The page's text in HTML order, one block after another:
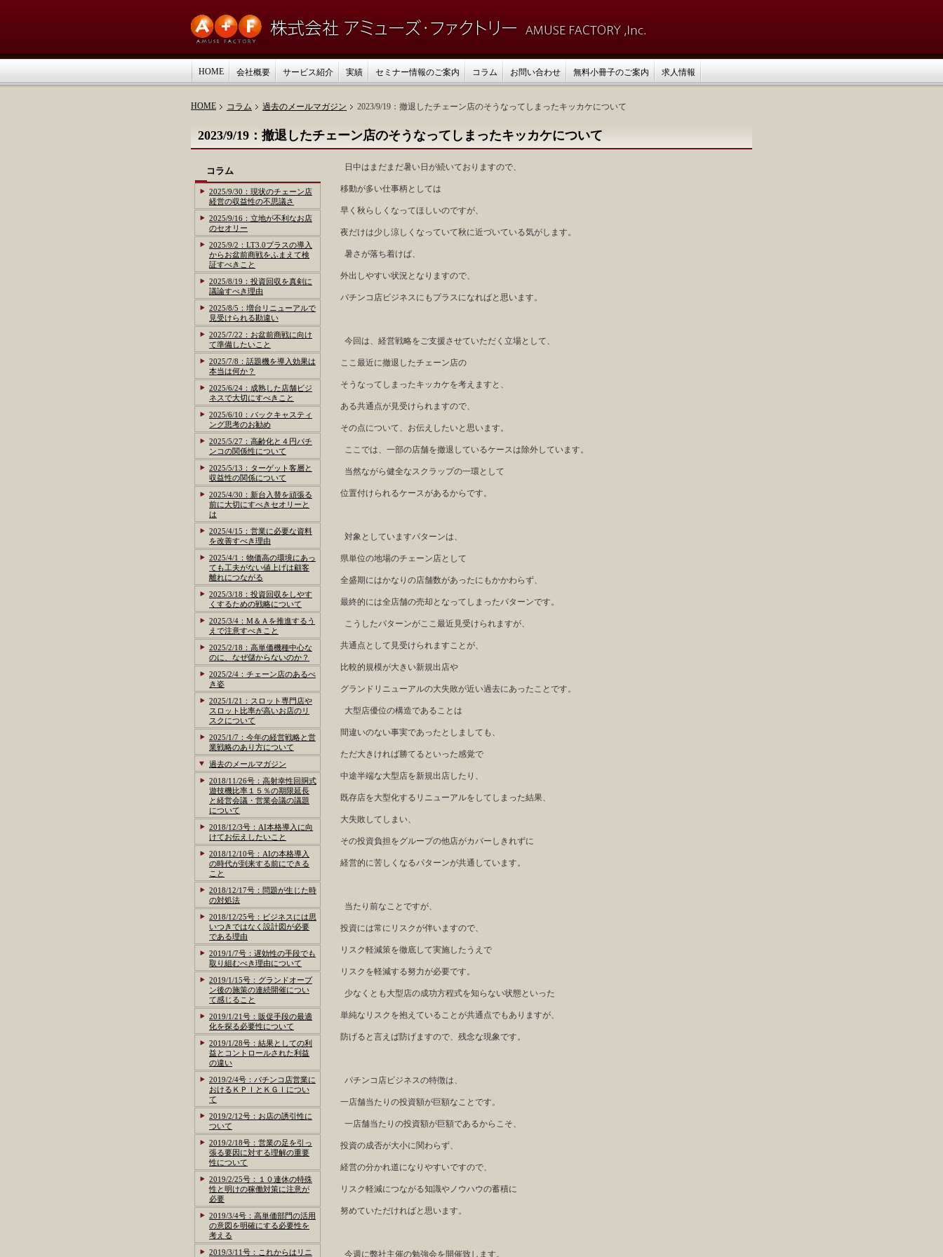
HOME 会社概要 サービス紹介 実績 セミナー情報のご案内 コラム お問い合わせ 無料小冊子のご案内 求人情報
HOME コラム 過去のメールマガジン 2023/9/19：撤退したチェーン店のそうなってしまったキッカケについて
2023/9/19：撤退したチェーン店のそうなってしまったキッカケについて
日中はまだまだ暑い日が続いておりますので、
移動が多い仕事柄としては
早く秋らしくなってほしいのですが、
夜だけは少し涼しくなっていて秋に近づいている気がします。
暑さが落ち着けば、
外出しやすい状況となりますので、
パチンコ店ビジネスにもプラスになればと思います。
今回は、経営戦略をご支援させていただく立場として、
ここ最近に撤退したチェーン店の
そうなってしまったキッカケを考えますと、
ある共通点が見受けられますので、
その点について、お伝えしたいと思います。
ここでは、一部の店舗を撤退しているケースは除外しています。
当然ながら健全なスクラップの一環として
位置付けられるケースがあるからです。
対象としていますパターンは、
県単位の地場のチェーン店として
全盛期にはかなりの店舗数があったにもかかわらず、
最終的には全店舗の売却となってしまったパターンです。
こうしたパターンがここ最近見受けられますが、
共通点として見受けられますことが、
比較的規模が大きい新規出店や
グランドリニューアルの大失敗が近い過去にあったことです。
大型店優位の構造であることは
間違いのない事実であったとしましても、
ただ大きければ勝てるといった感覚で
中途半端な大型店を新規出店したり、
既存店を大型化するリニューアルをしてしまった結果、
大失敗してしまい、
その投資負担をグループの他店がカバーしきれずに
経営的に苦しくなるパターンが共通しています。
当たり前なことですが、
投資には常にリスクが伴いますので、
リスク軽減策を徹底して実施したうえで
リスクを軽減する努力が必要です。
少なくとも大型店の成功方程式を知らない状態といった
単純なリスクを抱えていることが共通点でもありますが、
防げると言えば防げますので、残念な現象です。
パチンコ店ビジネスの特徴は、
一店舗当たりの投資額が巨額なことです。
一店舗当たりの投資額が巨額であるからこそ、
投資の成否が大小に関わらず、
経営の分かれ道になりやすいですので、
リスク軽減につながる知識やノウハウの蓄積に
努めていただければと思います。
今週に弊社主催の勉強会を開催致します。
コラム
2025/9/30：現状のチェーン店
経営の収益性の不思議さ
2025/9/16：立地が不利なお店
のセオリー
2025/9/2：LT3.0プラスの導入
からお盆前商戦をふまえて検
証すべきこと
2025/8/19：投資回収を真剣に
議論すべき理由
2025/8/5：増台リニューアルで
見受けられる勘違い
2025/7/22：お盆前商戦に向け
て準備したいこと
2025/7/8：話題機を導入効果は
本当は何か？
2025/6/24：成熟した店舗ビジ
ネスで大切にすべきこと
2025/6/10：バックキャスティ
ング思考のお勧め
2025/5/27：高齢化と４円パチ
ンコの関係性について
2025/5/13：ターゲット客層と
収益性の関係について
2025/4/30：新台入替を頑張る
前に大切にすべきセオリーと
は
2025/4/15：営業に必要な資料
を改善すべき理由
2025/4/1：物価高の環境にあっ
ても工夫がない値上げは顧客
離れにつながる
2025/3/18：投資回収をしやす
くするための戦略について
2025/3/4：M＆Ａを推進するう
えで注意すべきこと
2025/2/18：高単価機種中心な
のに、なぜ儲からないのか？
2025/2/4：チェーン店のあるべ
き姿
2025/1/21：スロット専門店や
スロット比率が高いお店のリ
スクについて
2025/1/7：今年の経営戦略と営
業戦略のあり方について
過去のメールマガジン
2018/11/26号：高射幸性回胴式
遊技機比率１５％の期限延長
と経営会議・営業会議の議題
について
2018/12/3号：AI本格導入に向
けてお伝えしたいこと
2018/12/10号：AIの本格導入
の時代が到来する前にできる
こと
2018/12/17号：問題が生じた時
の対処法
2018/12/25号：ビジネスには思
いつきではなく設計図が必要
である理由
2019/1/7号：遅効性の手段でも
取り組むべき理由について
2019/1/15号：グランドオープ
ン後の施策の連続開催につい
て感じること
2019/1/21号：販促手段の最適
化を探る必要性について
2019/1/28号：結果としての利
益とコントロールされた利益
の違い
2019/2/4号：パチンコ店営業に
おけるＫＰＩとＫＧＩについ
て
2019/2/12号：お店の誘引性に
ついて
2019/2/18号：営業の足を引っ
張る要因に対する理解の重要
性について
2019/2/25号：１０連休の特殊
性と明けの稼働対策に注意が
必要
2019/3/4号：高単価部門の活用
の意図を明確にする必要性を
考える
2019/3/11号：これからはリニ